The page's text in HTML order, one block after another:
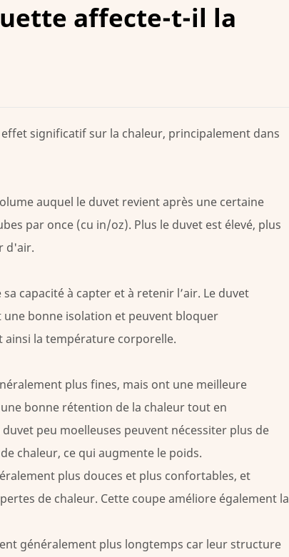
affecte-t-il la
significatif sur la chaleur, principalement dans
auquel le duvet revient après une certaine
par once (cu in/oz). Plus le duvet est élevé, plus
d'air.
capacité à capter et à retenir l’air. Le duvet
bonne isolation et peuvent bloquer
la température corporelle.
plus fines, mais ont une meilleure
bonne rétention de la chaleur tout en
peu moelleuses peuvent nécessiter plus de
chaleur, ce qui augmente le poids.
plus douces et plus confortables, et
de chaleur. Cette coupe améliore également la
généralement plus longtemps car leur structure